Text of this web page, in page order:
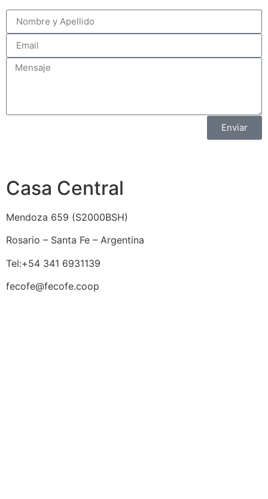
Casa Central
Mendoza 659 (S2000BSH)
Rosario – Santa Fe – Argentina
Tel:+54 341 6931139
fecofe@fecofe.coop
Enviar